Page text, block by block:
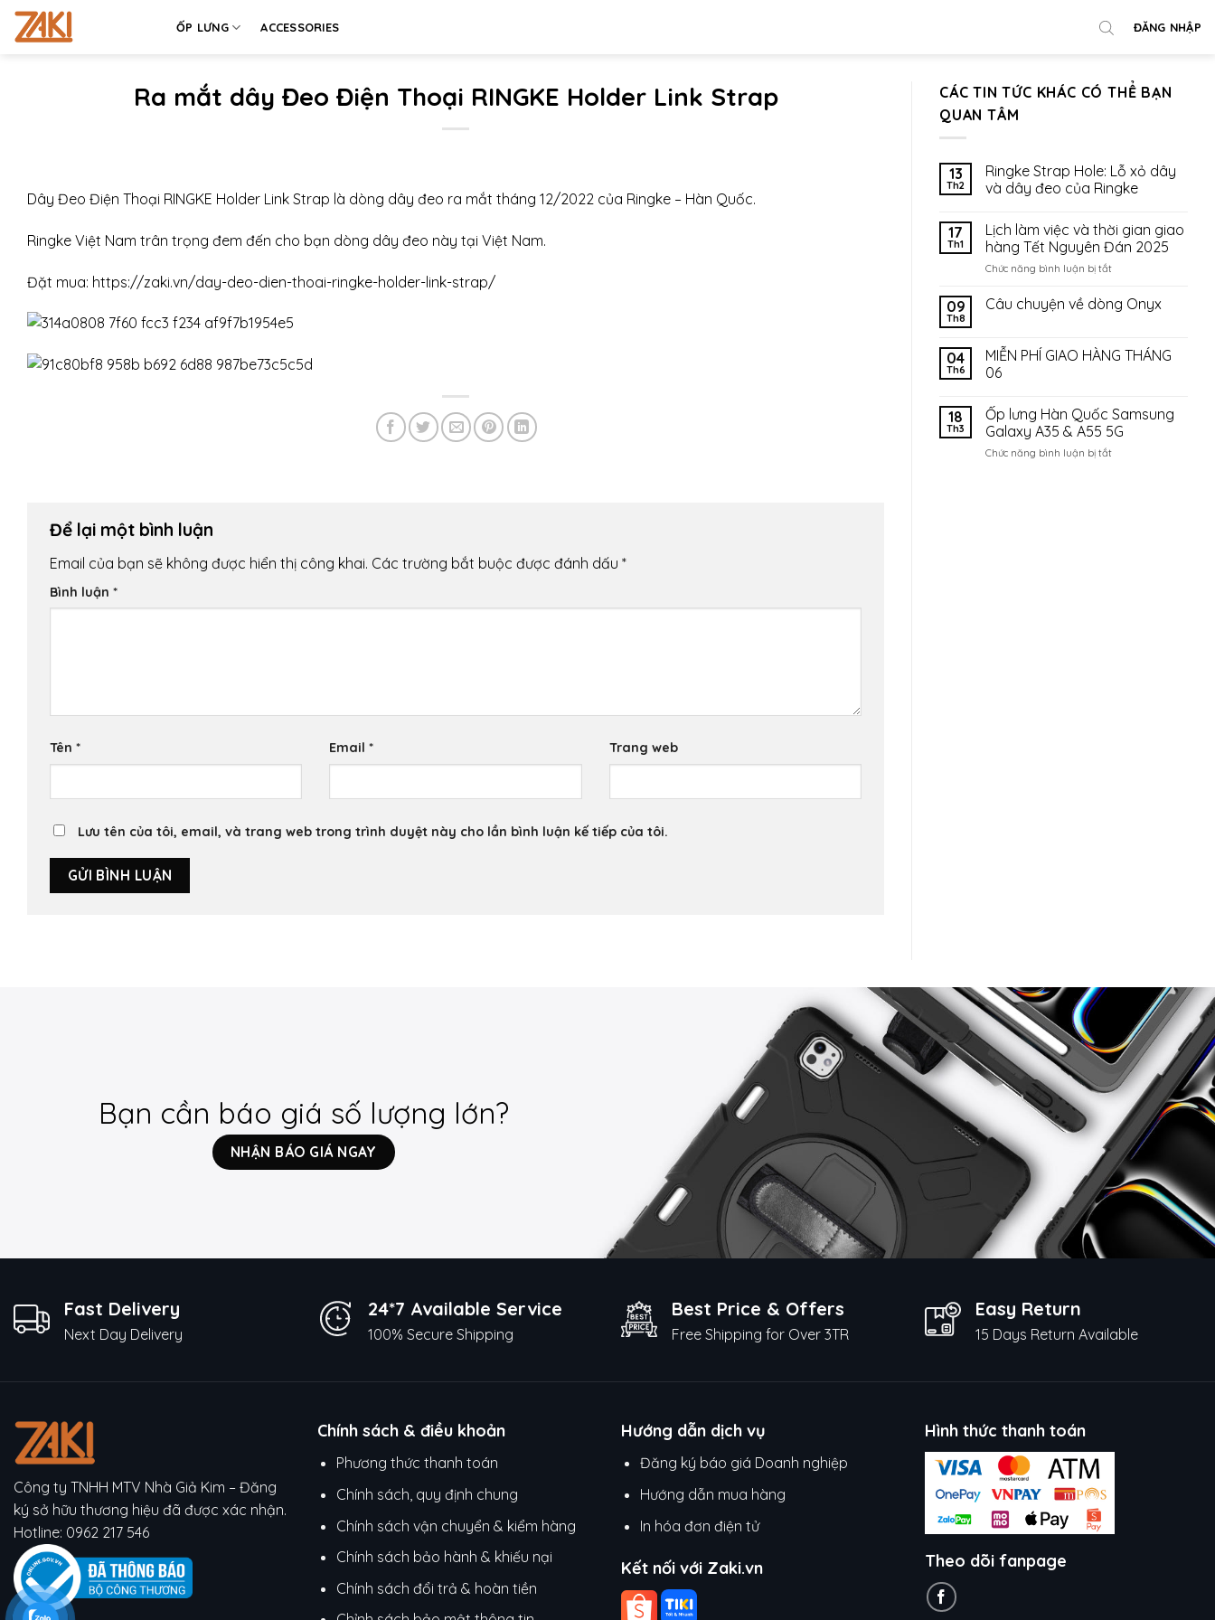
Chuyển
đến
ỐP LƯNG ACCESSORIES ĐĂNG NHẬP
Ra mắt dây Đeo Điện Thoại RINGKE Holder Link Strap
Dây Đeo Điện Thoại RINGKE Holder Link Strap là dòng dây đeo ra mắt tháng 12/2022 của Ringke – Hàn Quốc.
Ringke Việt Nam trân trọng đem đến cho bạn dòng dây đeo này tại Việt Nam.
Đặt mua: https://zaki.vn/day-deo-dien-thoai-ringke-holder-link-strap/
Để lại một bình luận
Email của bạn sẽ không được hiển thị công khai. Các trường bắt buộc được đánh dấu *
Bình luận *
Tên * Email* Trang web
Lưu tên của tôi, email, và trang web trong trình duyệt này cho lần bình luận kế tiếp của tôi.
CÁC TIN TỨC KHÁC CÓ THỂ BẠN
QUAN TÂM
13
Th2
Ringke Strap Hole: Lỗ xỏ dây
và dây đeo của Ringke
17
Th1
Lịch làm việc và thời gian giao
hàng Tết Nguyên Đán 2025
Chức năng bình luận bị tắtở
làm
việc
gian
Nguyên
Đán
2025
09
Th8
Câu chuyện về dòng Onyx
04
Th6
MIỄN PHÍ GIAO HÀNG THÁNG
06
18
Th3
Ốp lưng Hàn Quốc Samsung
Galaxy A35 & A55 5G
Chức năng bình luận bị tắtở
Bạn cần báo giá số lượng lớn?
NHẬN BÁO GIÁ NGAY
Fast Delivery
Next Day Delivery
24*7 Available Service
100% Secure Shipping
Best Price & Offers
Free Shipping for Over 3TR
Easy Return
15 Days Return Available
Công ty TNHH MTV Nhà Giả Kim – Đăng
ký sở hữu thương hiệu đã được xác nhận.
Hotline: 0962 217 546
Chính sách & điều khoản
Phương thức thanh toán
Chính sách, quy định chung
Chính sách vận chuyển & kiểm hàng
Chính sách bảo hành & khiếu nại
Chính sách đổi trả & hoàn tiền
Hướng dẫn dịch vụ
Đăng ký báo giá Doanh nghiệp
Hướng dẫn mua hàng
In hóa đơn điện tử
Kết nối với Zaki.vn
Hình thức thanh toán
Theo dõi fanpage